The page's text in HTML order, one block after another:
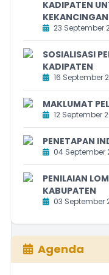
KADIPATEN
KEKANCINGAN
23 September
SOSIALISASI
KADIPATEN
16 September
MAKLUMAT
12 September
PENETAPAN
04 September
PENILAIAN
KABUPATEN
03 September
Agenda